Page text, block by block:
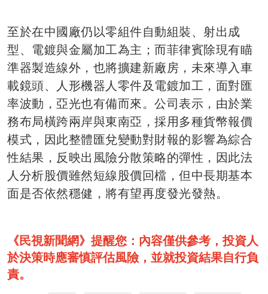
至於在中國廠仍以零組件自動組裝、射出成
型、電鍍與金屬加工為主；而菲律賓除現有瞄
準器製造線外，也將擴建新廠房，未來導入車
載鏡頭、人形機器人零件及電鍍加工，面對匯
率波動，亞光也有備而來。公司表示，由於業
務布局橫跨兩岸與東南亞，採用多種貨幣報價
模式，因此整體匯兌變動對財報的影響為綜合
性結果，反映出風險分散策略的彈性，因此法
人分析股價雖然短線股價回檔，但中長期基本
面是否依然穩健，將有望再度發光發熱。
《民視新聞網》提醒您：內容僅供參考，投資人
於決策時應審慎評估風險，並就投資結果自行負
責。